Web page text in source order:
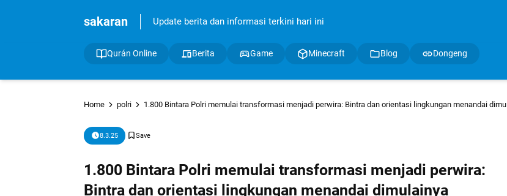
sakaran Update berita dan informasi terkini hari ini
Qurán Online Berita Game Minecraft Blog Dongeng
Home polri 1.800 Bintara Polri memulai transformasi menjadi perwira: Bintra dan orientasi lingkungan menandai dimulainya pembukaan SIP Angkatan ke-54 Gelombang I di Sukabumi.
8.3.25
1.800 Bintara Polri memulai transformasi menjadi perwira:
Bintra dan orientasi lingkungan menandai dimulainya